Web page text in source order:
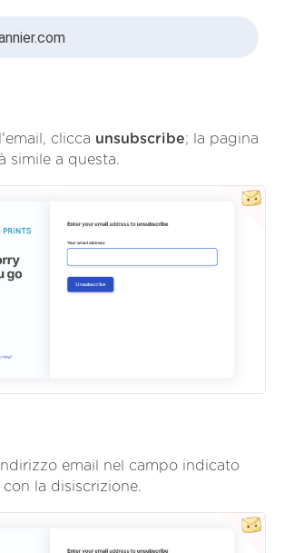
clicca unsubscribe; la pagina
simile a questa.
email nel campo indicato
la disiscrizione.